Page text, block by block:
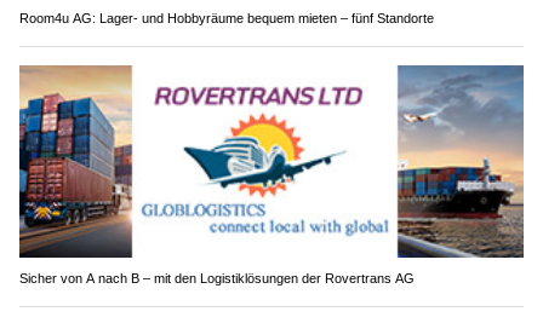
Room4u AG: Lager- und Hobbyräume bequem mieten – fünf Standorte
Sicher von A nach B – mit den Logistiklösungen der Rovertrans AG